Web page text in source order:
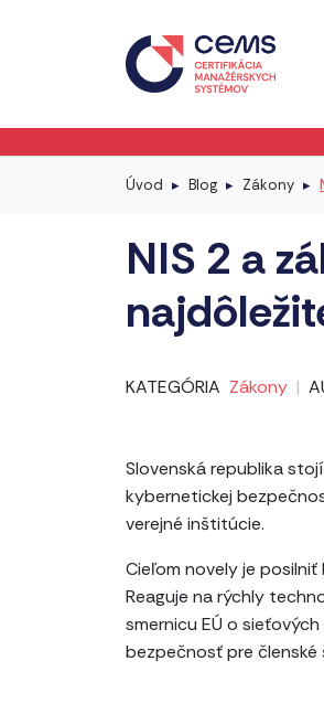
Úvod Blog Zákony
NIS 2 a
KATEGÓRIA Zákony |
Slovenská republika
kybernetickej
verejné inštitúcie.
Cieľom novely je
Reaguje na rýchly
smernicu EÚ o
bezpečnosť pre členské